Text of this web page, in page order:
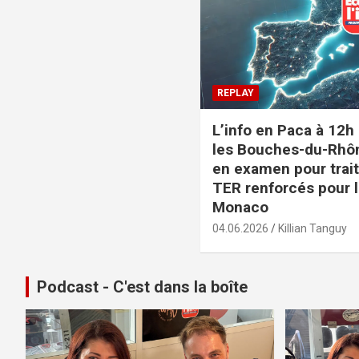
REPLAY
L’info en Paca à
les Bouches-du-
en examen pour
TER renforcés pour
Monaco
04.06.2026 Killian Tanguy
Podcast - C'est dans la boîte